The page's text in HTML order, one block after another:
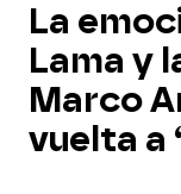
La
Lama y
Marco
vuelta a